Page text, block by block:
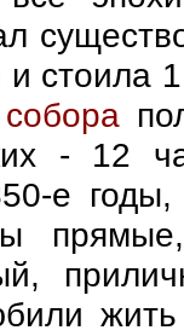
и стоила
- 12
е